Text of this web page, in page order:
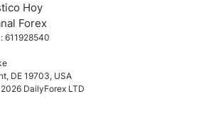
611928540
DE 19703, USA
DailyForex LTD
Hoy
Forex